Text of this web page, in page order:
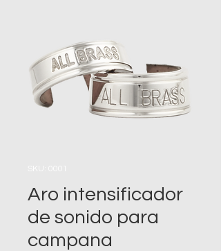
Aro intensificador
de sonido para
campana